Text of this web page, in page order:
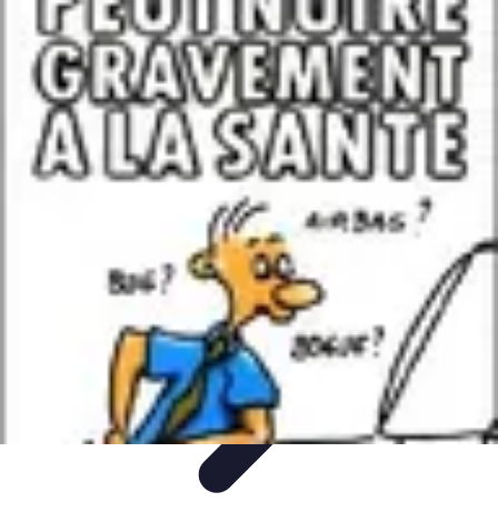
Informatique Expert
Évaluation d'expertsCompétencesSélection d'expertsDiagnostics
InformatiquesÉvaluation des Experts
Informatique Expert